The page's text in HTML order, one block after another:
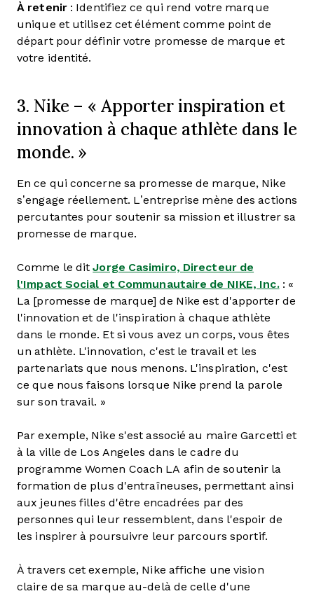
À retenir: Identifiez ce qui rend votre marque
unique et utilisez cet élément comme point de
départ pour définir votre promesse de marque et
votre identité.
3. Nike – « Apporter inspiration et
innovation à chaque athlète dans le
monde. »
En ce qui concerne sa promesse de marque, Nike
s’engage réellement. L’entreprise mène des actions
percutantes pour soutenir sa mission et illustrer sa
promesse de marque.
Comme le ditJorge Casimiro, Directeur de
l'Impact Social et Communautaire de NIKE, Inc.: «
La [promesse de marque] de Nike est d'apporter de
l'innovation et de l'inspiration à chaque athlète
dans le monde. Et si vous avez un corps, vous êtes
un athlète. L'innovation, c'est le travail et les
partenariats que nous menons. L'inspiration, c'est
ce que nous faisons lorsque Nike prend la parole
sur son travail. »
Par exemple, Nike s'est associé au maire Garcetti et
à la ville de Los Angeles dans le cadre du
programme Women Coach LA afin de soutenir la
formation de plus d'entraîneuses, permettant ainsi
aux jeunes filles d'être encadrées par des
personnes qui leur ressemblent, dans l'espoir de
les inspirer à poursuivre leur parcours sportif.
À travers cet exemple, Nike affiche une vision
claire de sa marque au-delà de celle d'une